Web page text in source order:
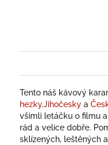
Tento náš kávový
hezky.Jihočesky a
všimli letáčku o filmu
rád a velice dobře.
sklízených, leštěných